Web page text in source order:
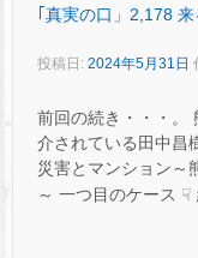
｢真実の口」2,178
投稿日: 2024年5月31日
前回の続き・・・。
介されている田中昌
災害とマンション～
～ 一つ目のケース